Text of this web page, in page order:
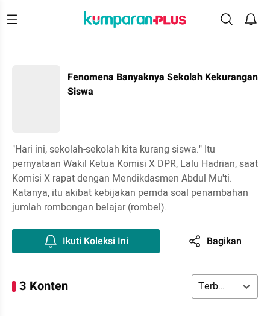
Fenomena Banyaknya Sekolah Kekurangan
Siswa
"Hari ini, sekolah-sekolah kita kurang siswa." Itu
pernyataan Wakil Ketua Komisi X DPR, Lalu Hadrian, saat
Komisi X rapat dengan Mendikdasmen Abdul Mu'ti.
Katanya, itu akibat kebijakan pemda soal penambahan
jumlah rombongan belajar (rombel).
Ikuti Koleksi Ini Bagikan
3 Konten Terbaru